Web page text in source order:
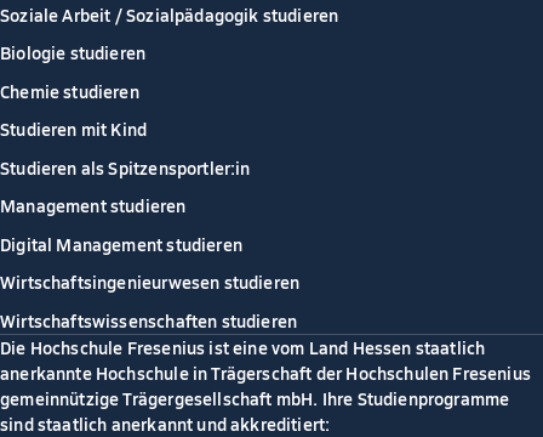
Soziale Arbeit / Sozialpädagogik studieren
Biologie studieren
Chemie studieren
Studieren mit Kind
Studieren als Spitzensportler:in
Management studieren
Digital Management studieren
Wirtschaftsingenieurwesen studieren
Wirtschaftswissenschaften studieren
Die Hochschule Fresenius ist eine vom Land Hessen staatlich
anerkannte Hochschule in Trägerschaft der Hochschulen Fresenius
gemeinnützige Trägergesellschaft mbH. Ihre Studienprogramme
sind staatlich anerkannt und akkreditiert: